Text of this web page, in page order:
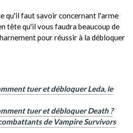
qu'il faut savoir concernant l'arme
tête qu'il vous faudra beaucoup de
pour réussir à la débloquer
tuer et débloquer Leda, le
tuer et débloquer Death ?
de Vampire Survivors